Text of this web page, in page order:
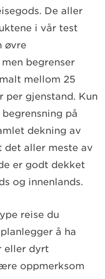
De aller
i vår test
øvre
begrenser
mellom 25
gjenstand. Kun
på
dekning av
det aller meste av
er godt dekket
og innenlands.
reise du
å ha
eller dyrt
oppmerksom